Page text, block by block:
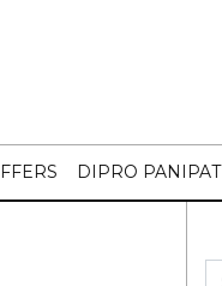
DIPRO PANIPAT